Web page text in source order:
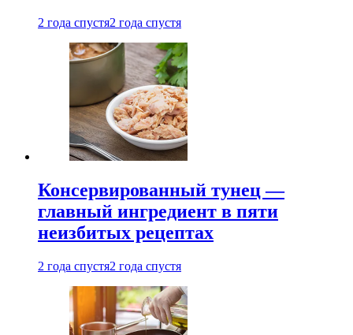
2 года спустя2 года спустя
Консервированный тунец —
главный ингредиент в пяти
неизбитых рецептах
2 года спустя2 года спустя